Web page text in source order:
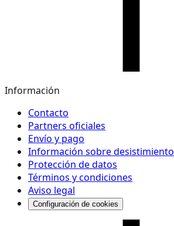
Información
Contacto
Partners oficiales
Envío y pago
Información sobre desistimiento
Protección de datos
Términos y condiciones
Aviso legal
Configuración de cookies